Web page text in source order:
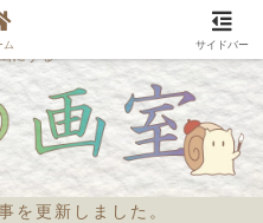
にする
を更新しました。
ム サイドバー